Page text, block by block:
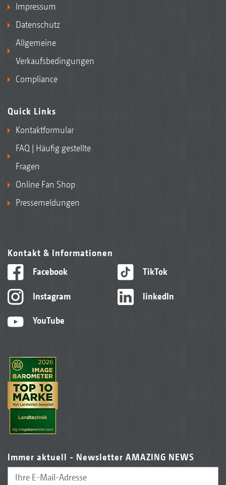
Impressum
Datenschutz
Allgemeine
Verkaufsbedingungen
Compliance
Quick Links
Kontaktformular
FAQ | Häufig gestellte
Fragen
Online Fan Shop
Pressemeldungen
Kontakt & Informationen
Facebook
Instagram
YouTube
TikTok
linkedIn
Immer aktuell - Newsletter AMAZING NEWS